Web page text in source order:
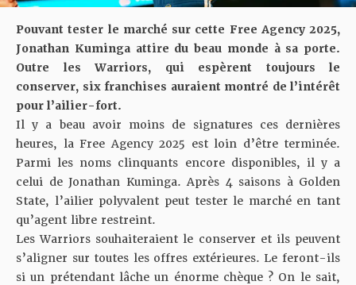
Pouvant tester le marché sur cette Free Agency 2025,
Jonathan Kuminga attire du beau monde à sa porte.
Outre les Warriors, qui espèrent toujours le
conserver, six franchises auraient montré de l’intérêt
pour l’ailier-fort.
Il y a beau avoir moins de signatures ces dernières
heures, la Free Agency 2025 est loin d’être terminée.
Parmi les noms clinquants encore disponibles, il y a
celui de Jonathan Kuminga. Après 4 saisons à Golden
State, l’ailier polyvalent peut tester le marché en tant
qu’agent libre restreint.
Les Warriors souhaiteraient le conserver et ils peuvent
s’aligner sur toutes les offres extérieures. Le feront-ils
si un prétendant lâche un énorme chèque ? On le sait,